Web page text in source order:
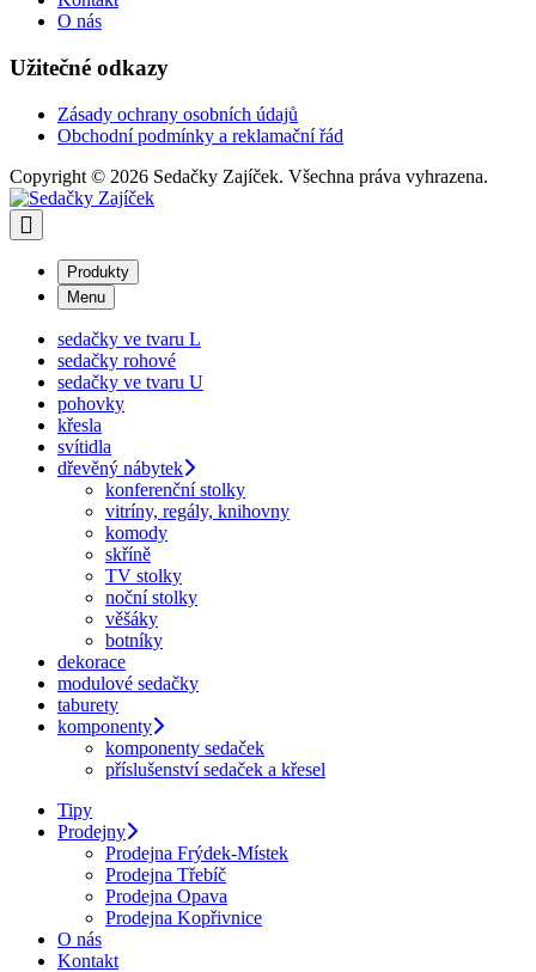
O nás
Užitečné odkazy
Zásady ochrany osobních údajů
Obchodní podmínky a reklamační řád
Copyright © 2026 Sedačky Zajíček. Všechna práva vyhrazena.
Produkty
Menu
sedačky ve tvaru L
sedačky rohové
sedačky ve tvaru U
pohovky
křesla
svítidla
dřevěný nábytek
konferenční stolky
vitríny, regály, knihovny
komody
skříně
TV stolky
noční stolky
věšáky
botníky
dekorace
modulové sedačky
taburety
komponenty
komponenty sedaček
příslušenství sedaček a křesel
Tipy
Prodejny
Prodejna Frýdek-Místek
Prodejna Třebíč
Prodejna Opava
Prodejna Kopřivnice
O nás
Kontakt